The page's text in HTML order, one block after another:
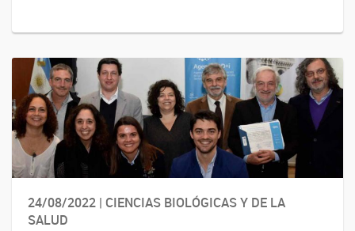
24/08/2022 | CIENCIAS BIOLÓGICAS Y DE LA
SALUD